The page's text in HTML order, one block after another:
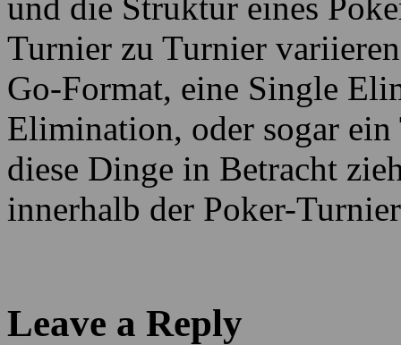
Turnier zu Turnier
Go-Format, eine Single
Elimination, oder sogar
diese Dinge in Betracht
innerhalb der Poker-
Leave a Reply